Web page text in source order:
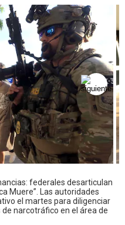
federales desarticulan
Muere”. Las autoridades
el martes para diligenciar
narcotráfico en el área de